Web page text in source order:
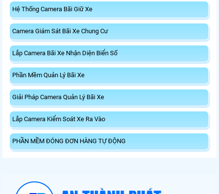
Hệ Thống Camera Bãi Giữ Xe
Camera Giám Sát Bãi Xe Chung Cư
Lắp Camera Bãi Xe Nhận Diện Biển Số
Phần Mềm Quản Lý Bãi Xe
Giải Pháp Camera Quản Lý Bãi Xe
Lắp Camera Kiểm Soát Xe Ra Vào
PHẦN MỀM ĐÓNG ĐƠN HÀNG TỰ ĐỘNG